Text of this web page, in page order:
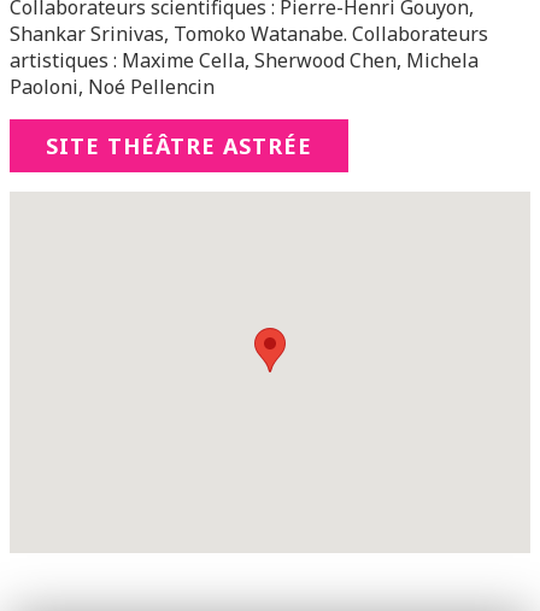
Collaborateurs scientifiques : Pierre-Henri Gouyon,
Shankar Srinivas, Tomoko Watanabe. Collaborateurs
artistiques : Maxime Cella, Sherwood Chen, Michela
Paoloni, Noé Pellencin
SITE THÉÂTRE ASTRÉE